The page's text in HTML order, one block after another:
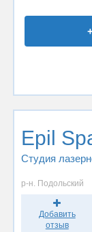
Epil
Студия
р-н. Подольский
Добавить
отзыв